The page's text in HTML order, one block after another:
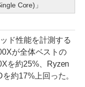
Core)」
ド性能を計測する
が全体ベストの
を約25%、Ryzen
約17%上回った。